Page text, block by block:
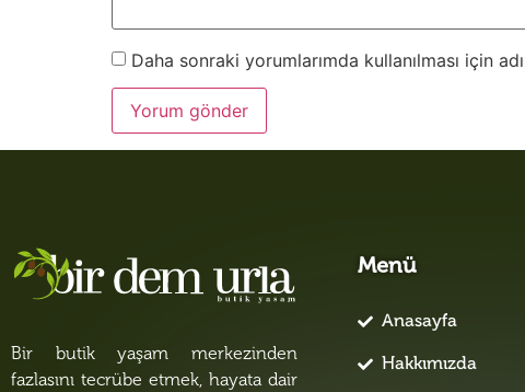
Daha sonraki yorumlarımda kullanılması için
Bir butik yaşam merkezinden
fazlasını tecrübe etmek, hayata dair
Menü
Anasayfa
Hakkımızda